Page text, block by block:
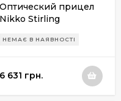
Оптический прицел
Nikko Stirling
30mm
НЕМАЄ В НАЯВНОСТІ
6 631 грн.